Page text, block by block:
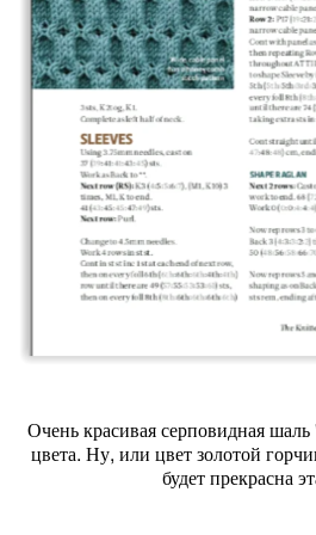
Очень красивая серповидная
цвета. Ну, или цвет золотой
будет прекрасна